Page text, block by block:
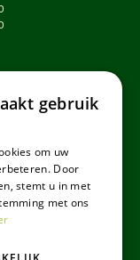
gebruik
om uw
Door
stemt u in met
met ons